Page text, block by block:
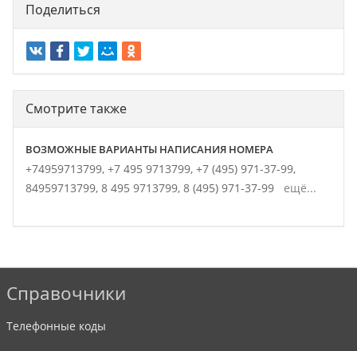
Поделиться
Смотрите также
ВОЗМОЖНЫЕ ВАРИАНТЫ НАПИСАНИЯ НОМЕРА
+74959713799, +7 495 9713799, +7 (495) 971-37-99,
84959713799, 8 495 9713799, 8 (495) 971-37-99 ещё...
Справочники
Телефонные коды